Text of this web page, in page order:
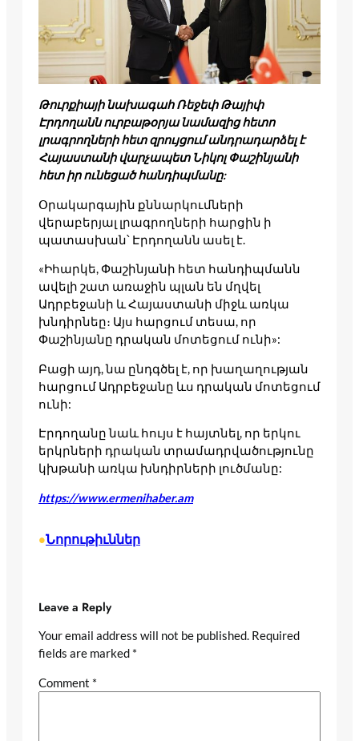
Թուրքիայի նախագահ Ռեջեփ Թայիփ
Էրդողանն ուրբաթօրյա նամազից հետո
լրագրողների հետ զրույցում անդրադարձել է
Հայաստանի վարչապետ Նիկոլ Փաշինյանի
հետ իր ունեցած հանդիպմանը:
Օրակարգային քննարկումների
վերաբերյալ լրագրողների հարցին ի
պատասխան՝ Էրդողանն ասել է.
«Իհարկե, Փաշինյանի հետ հանդիպմանն
ավելի շատ առաջին պլան են մղվել
Ադրբեջանի և Հայաստանի միջև առկա
խնդիրնեը։ Այս հարցում տեսա, որ
Փաշինյանը դրական մոտեցում ունի»:
Բացի այդ, նա ընդգծել է, որ խաղաղության
հարցում Ադրբեջանը ևս դրական մոտեցում
ունի:
Էրդողանը նաև հույս է հայտնել, որ երկու
երկրների դրական տրամադրվածությունը
կխթանի առկա խնդիրների լուծմանը:
https://www.ermenihaber.am
•Նորութիւններ
Leave a Reply
Your email address will not be published. Required
fields are marked *
Comment *